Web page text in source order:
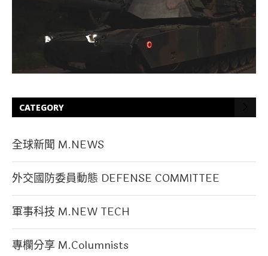
CATEGORY
全球新聞 M.NEWS
外交國防委員動態 DEFENSE COMMITTEE
軍事科技 M.NEW TECH
專欄分享 M.Columnists